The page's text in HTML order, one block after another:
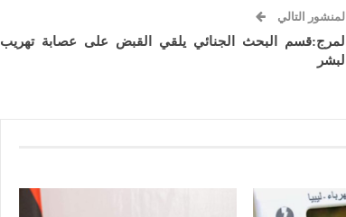
المنشور التالي
المرج:قسم البحث الجنائي يلقي القبض على عصابة تهريب
البشر